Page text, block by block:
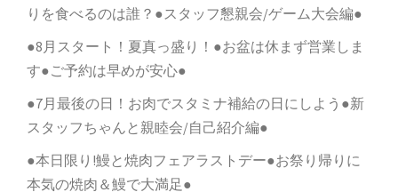
りを食べるのは誰？●スタッフ懇親会/ゲーム大会編●
●8月スタート！夏真っ盛り！●お盆は休まず営業しま
す●ご予約は早めが安心●
●7月最後の日！お肉でスタミナ補給の日にしよう●新
スタッフちゃんと親睦会/自己紹介編●
●本日限り!鰻と焼肉フェアラストデー●お祭り帰りに
本気の焼肉＆鰻で大満足●